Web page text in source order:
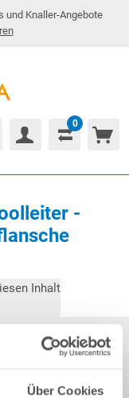
Über Cookies
und Knaller-Angebote
0
-
Inhalt